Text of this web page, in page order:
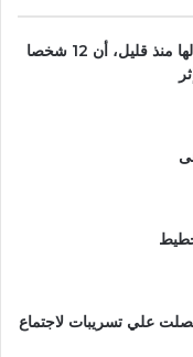
أعلنت إمارة منطقة المدينة المنورة، فى بيان لها منذ قليل، أن 12 شخصا
علي تسريبات لاجتماع